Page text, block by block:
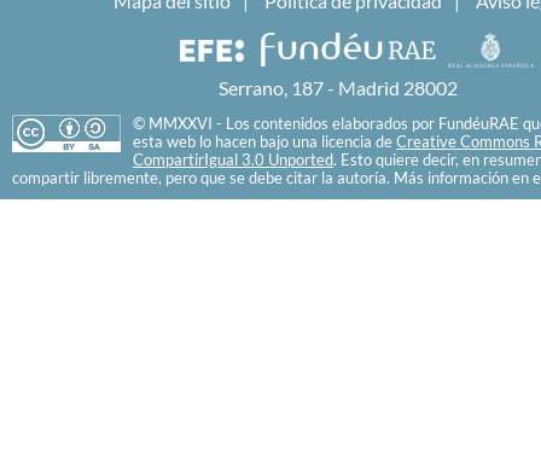
Serrano, 187 - Madrid 28002
© MMXXVI - Los contenidos elaborados por FundéuRAE
esta web lo hacen bajo una licencia de Creative Commons
CompartirIgual 3.0 Unported. Esto quiere decir, en
compartir libremente, pero que se debe citar la autoría. Más información en